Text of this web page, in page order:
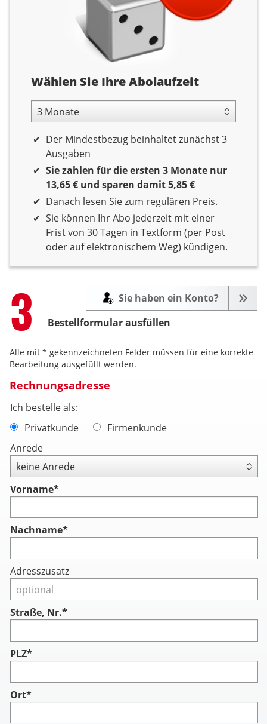
Abolaufzeit
Wählen Sie Ihre Abolaufzeit
3 Monate Laufzeit
Der Mindestbezug beinhaltet zunächst 3
Ausgaben
Sie zahlen für die ersten 3 Monate nur
13,65 € und sparen damit 5,85 €
Danach lesen Sie zum regulären Preis.
Sie können Ihr Abo jederzeit mit einer
Frist von 30 Tagen in Textform (per Post
oder auf elektronischem Weg) kündigen.
Step
3 Bestellformular ausfüllen
Sie haben ein Konto?
Alle mit * gekennzeichneten Felder müssen für eine korrekte
Bearbeitung ausgefüllt werden.
Rechnungsadresse
Ich bestelle als:
Privatkunde
Firmenkunde
Anrede
Vorname*
Nachname*
Adresszusatz
Straße, Nr.*
PLZ*
Ort*